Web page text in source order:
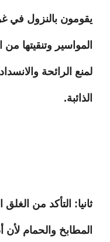
يقومون بالنزول في
المواسير وتنقيتها
لمنع الرائحة
الذائبة.
ثانيا: التأكد من
المطابخ والحمام لأن